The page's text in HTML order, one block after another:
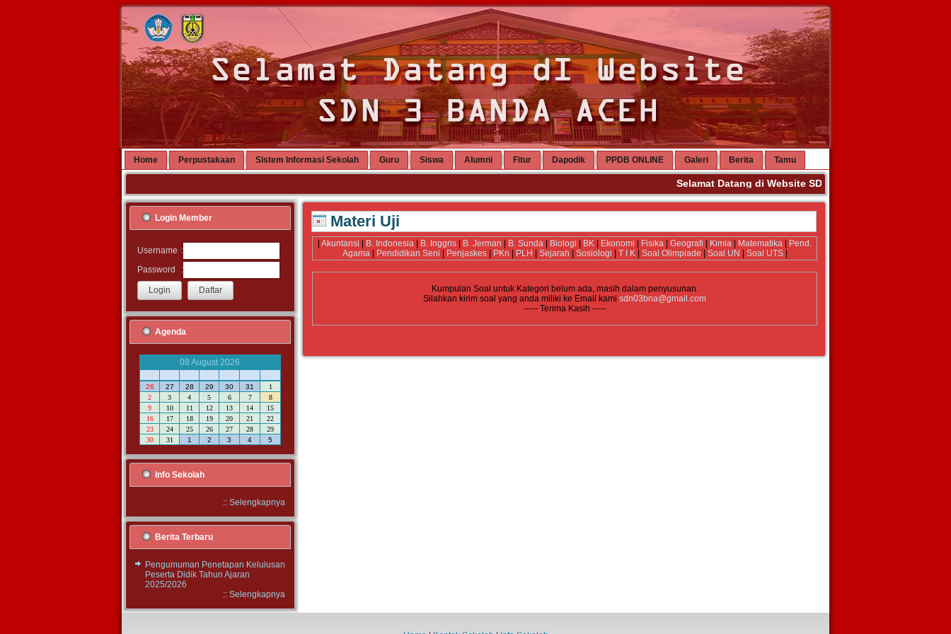
Home Perpustakaan Sistem Informasi Sekolah Guru Siswa Alumni Fitur Dapodik PPDB ONLINE Galeri Berita Tamu
Selamat Datang di Website SDN 3 Banda Aceh. Terima
Login Member
Username :
Password
:
Agenda
08 August 2026
M
S S R K J S
26 27 28 29 30 31
1
2
3 4 5 6 7
8
9
10 11 12 13 14
15
16
17 18 19 20 21
22
23
24 25 26 27 28
29
30
31 1 2 3 4 5
Info Sekolah
:: Selengkapnya
Berita Terbaru
Pengumuman Penetapan Kelulusan
Peserta Didik Tahun Ajaran
2025/2026
:: Selengkapnya
Materi Uji
Akuntansi B. Indonesia B. Inggris B. Jerman B. Sunda Biologi BK Ekonomi Fisika Geografi Kimia Matematika
Pend.
Agama| Pendidikan Seni Penjaskes| PKn PLH Sejarah Sosiologi T I K| Soal Olimpiade Soal UN Soal UTS|
Kumpulan Soal untuk Kategori belum ada, masih dalam penyusunan.
Silahkan kirim soal yang anda miliki ke Email kami sdn03bna@gmail.com
----- Terima Kasih -----